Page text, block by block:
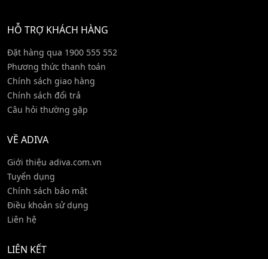
HỖ TRỢ KHÁCH HÀNG
Đặt hàng qua 1900 555 552
Phương thức thanh toán
Chính sách giao hàng
Chính sách đổi trả
Câu hỏi thường gặp
VỀ ADIVA
Giới thiệu adiva.com.vn
Tuyển dụng
Chính sách bảo mật
Điều khoản sử dụng
Liên hệ
LIÊN KẾT